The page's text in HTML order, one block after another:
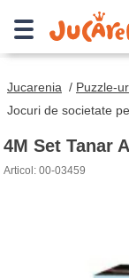
Jucarenia / Puzzle-
Jocuri de societate
4M Set Tanar
Articol: 00-03459